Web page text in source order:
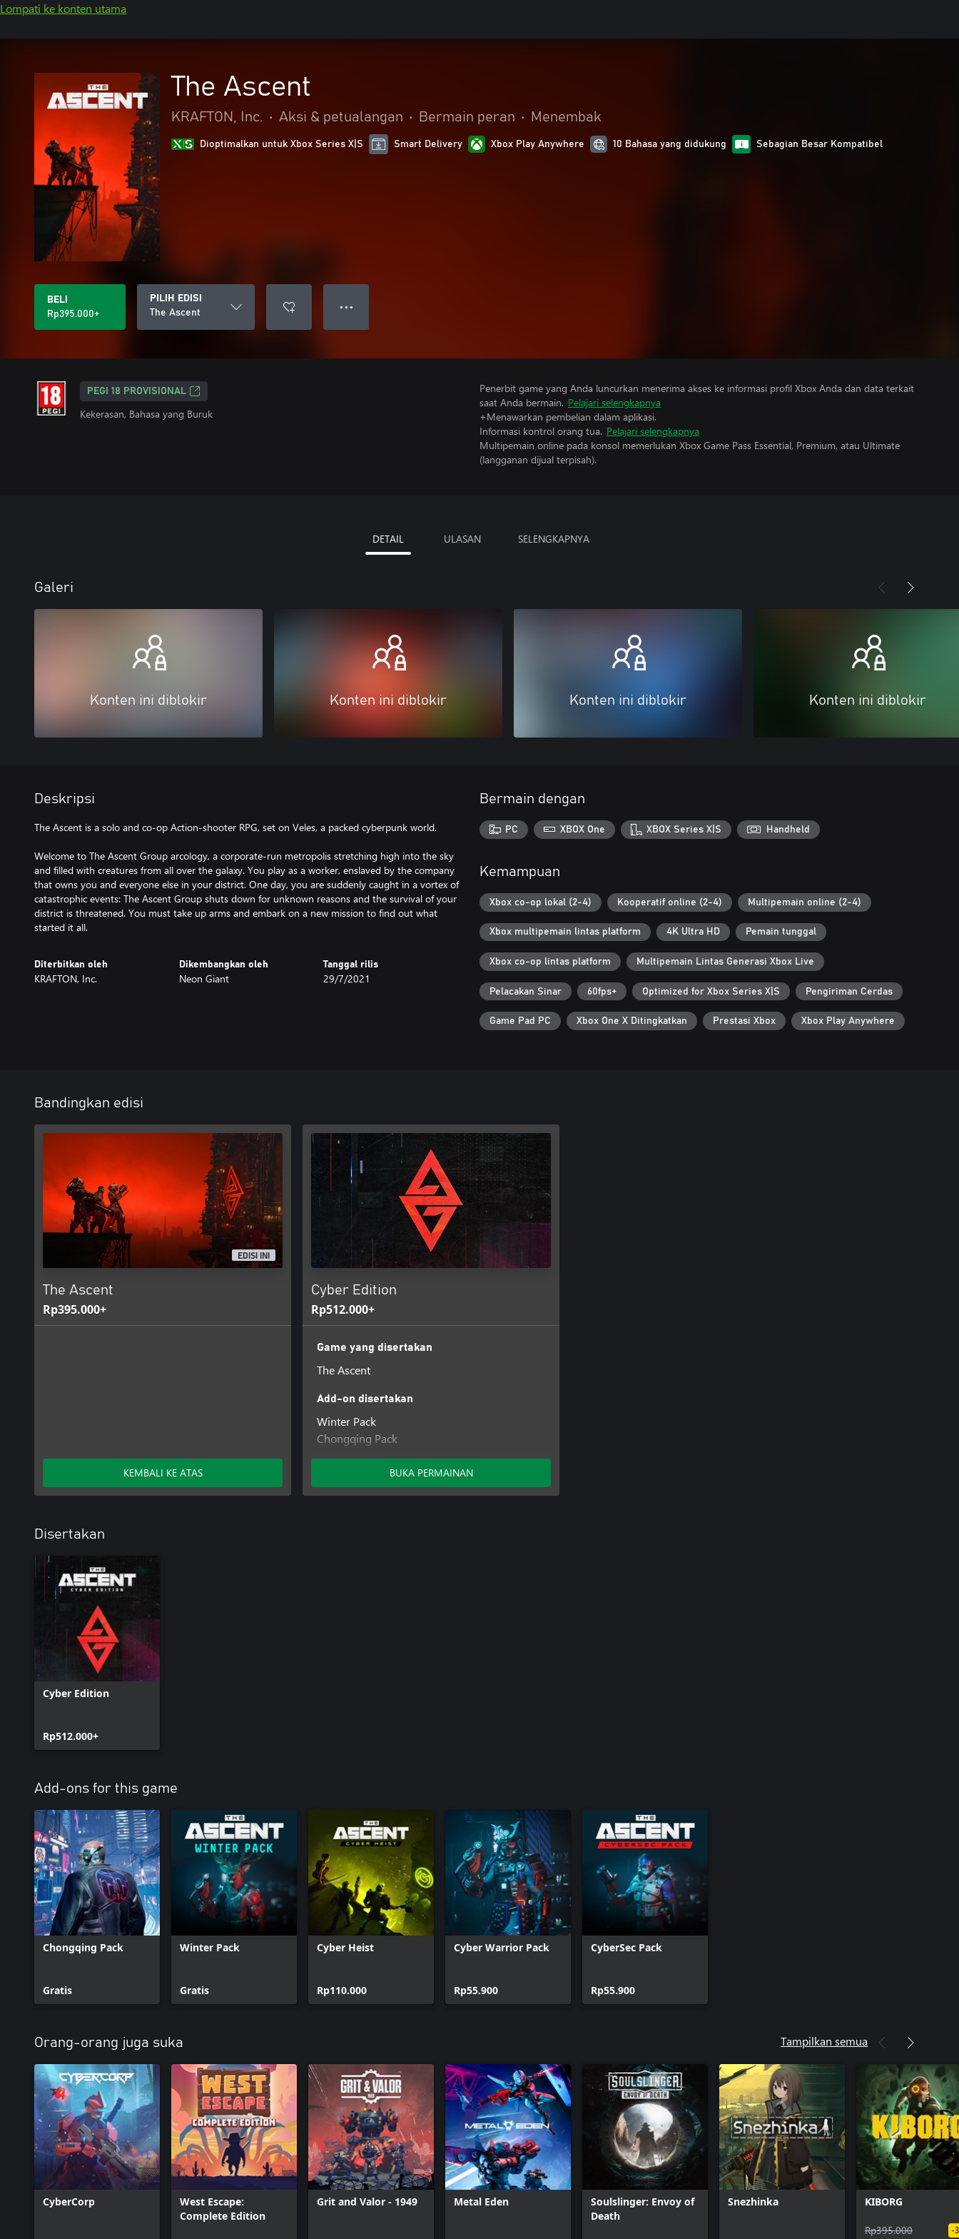
Lompati ke konten utama
The Ascent
KRAFTON, Inc. • Aksi & petualangan • Bermain peran • Menembak
Dioptimalkan untuk Xbox Series X|S Smart Delivery Xbox Play Anywhere 10 Bahasa yang didukung Sebagian Besar Kompatibel
BELI
Rp395.000+
PILIH EDISI
The Ascent
● ● ●
PEGI 18 PROVISIONAL
Kekerasan, Bahasa yang Buruk
Penerbit game yang Anda luncurkan menerima akses ke informasi profil Xbox Anda dan data terkait
saat Anda bermain. Pelajari selengkapnya
+Menawarkan pembelian dalam aplikasi.
Informasi kontrol orang tua. Pelajari selengkapnya
Multipemain online pada konsol memerlukan Xbox Game Pass Essential, Premium, atau Ultimate
(langganan dijual terpisah).
DETAIL ULASAN SELENGKAPNYA
Galeri
Konten ini diblokir Konten ini diblokir Konten ini diblokir Konten ini diblokir
Deskripsi
The Ascent is a solo and co-op Action-shooter RPG, set on Veles, a packed cyberpunk world.
Welcome to The Ascent Group arcology, a corporate-run metropolis stretching high into the sky
and filled with creatures from all over the galaxy. You play as a worker, enslaved by the company
that owns you and everyone else in your district. One day, you are suddenly caught in a vortex of
catastrophic events: The Ascent Group shuts down for unknown reasons and the survival of your
district is threatened. You must take up arms and embark on a new mission to find out what
started it all.
Diterbitkan oleh
KRAFTON, Inc.
Dikembangkan oleh
Neon Giant
Tanggal rilis
29/7/2021
Bermain dengan
PC XBOX One XBOX Series X|S Handheld
Kemampuan
Xbox co-op lokal (2-4) Kooperatif online (2-4) Multipemain online (2-4)
Xbox multipemain lintas platform 4K Ultra HD Pemain tunggal
Xbox co-op lintas platform Multipemain Lintas Generasi Xbox Live
Pelacakan Sinar 60fps+ Optimized for Xbox Series X|S Pengiriman Cerdas
Game Pad PC Xbox One X Ditingkatkan Prestasi Xbox Xbox Play Anywhere
Bandingkan edisi
EDISI INI
The Ascent
Rp395.000+
KEMBALI KE ATAS
Cyber Edition
Rp512.000+
Game yang disertakan
The Ascent
Add-on disertakan
Winter Pack
Chongqing Pack
CyberSec Pack
Cyber Warrior Pack
Cyber Heist
BUKA PERMAINAN
Disertakan
Cyber Edition
Rp512.000+
Add-ons for this game
Chongqing Pack
Gratis
Winter Pack
Gratis
Cyber Heist
Rp110.000
Cyber Warrior Pack
Rp55.900
CyberSec Pack
Rp55.900
Orang-orang juga suka Tampilkan semua
CyberCorp
West Escape:
Complete Edition
Grit and Valor - 1949 Metal Eden
Soulslinger: Envoy of
Death
Snezhinka KIBORG
Rp395.000
-